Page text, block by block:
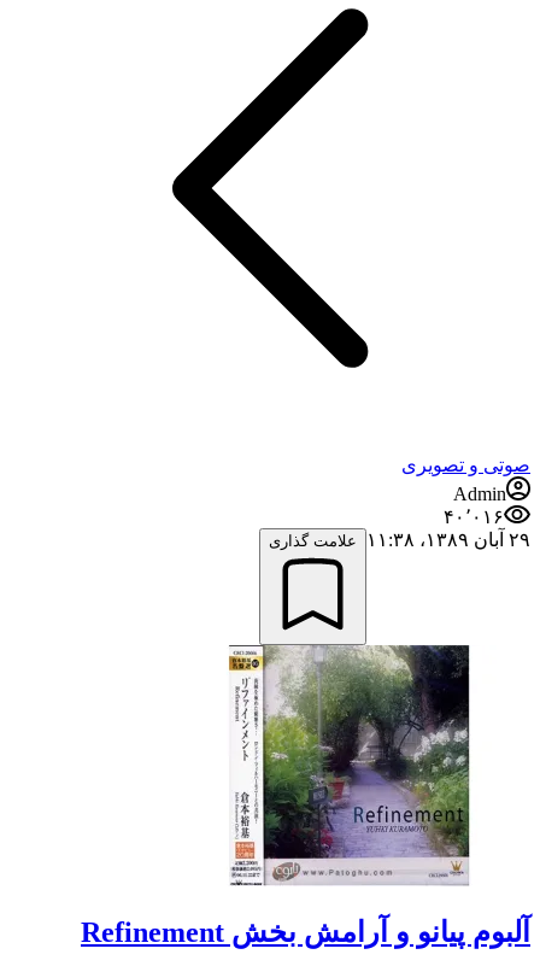
صوتی و تصویری
Admin
۴۰٬۰۱۶
۲۹ آبان ۱۳۸۹،‏ ۱۱:۳۸
علامت گذاری
آلبوم پیانو و آرامش بخش Refinement